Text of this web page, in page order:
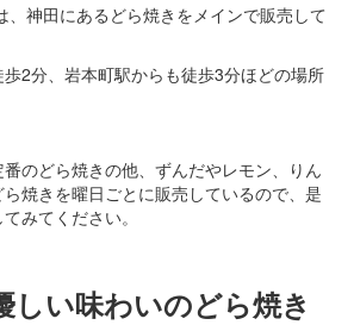
、神田にあるどら焼きをメインで販売して
2分、岩本町駅からも徒歩3分ほどの場所
のどら焼きの他、ずんだやレモン、りん
焼きを曜日ごとに販売しているので、是
みてください。
しい味わいのどら焼き